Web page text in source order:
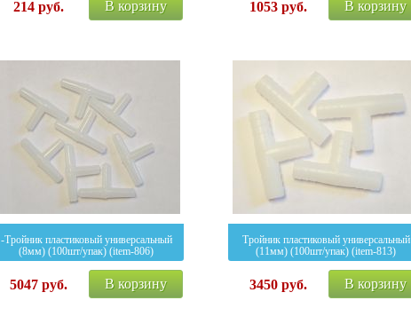
214руб. В корзину 1053руб. В корзину
-Тройник пластиковый универсальный
(8мм) (100шт/упак) (item-806)
5047руб. В корзину
Тройник пластиковый универсальный
(11мм) (100шт/упак) (item-813)
3450руб. В корзину